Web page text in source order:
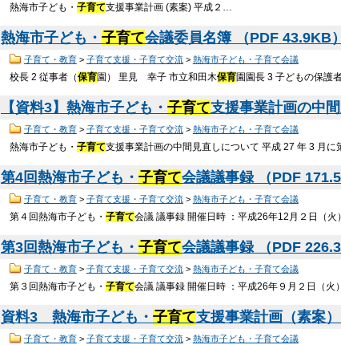
熱海市子ども・子育て支援事業計画 (素案) 平成２…
熱海市子ども・ 子育て会議委員名簿 （PDF 43.9KB）
子育て・教育> 子育て支援・子育て交流> 熱海市子ども・子育て会議
校長 2 従事者（保育園） 里見 幸子 市立和田木保育園園長 3 子どもの保護
【資料3】熱海市子ども・ 子育て支援事業計画の中
子育て・教育> 子育て支援・子育て交流> 熱海市子ども・子育て会議
熱海市子ども・子育て支援事業計画の中間見直しについて 平成 27 年 3 月に
第4回熱海市子ども・ 子育て会議議事録 （PDF
子育て・教育> 子育て支援・子育て交流> 熱海市子ども・子育て会議
第４回熱海市子ども・子育て会議 議事録 開催日時 ：平成26年12月２日（
第3回熱海市子ども・ 子育て会議議事録 （PDF
子育て・教育> 子育て支援・子育て交流> 熱海市子ども・子育て会議
第３回熱海市子ども・子育て会議 議事録 開催日時 ：平成26年９月２日（
資料3 熱海市子ども・ 子育て支援事業計画（素案
子育て・教育> 子育て支援・子育て交流> 熱海市子ども・子育て会議